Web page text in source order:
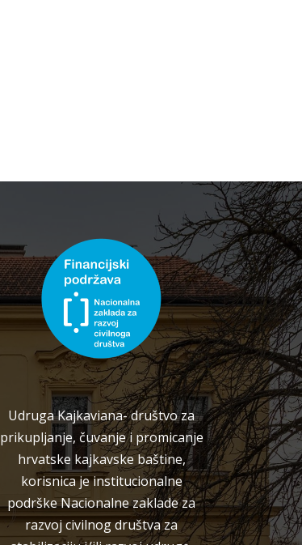
Udruga Kajkaviana- društvo za
prikupljanje, čuvanje i promicanje
hrvatske kajkavske baštine,
korisnica je institucionalne
podrške Nacionalne zaklade za
razvoj civilnog društva za